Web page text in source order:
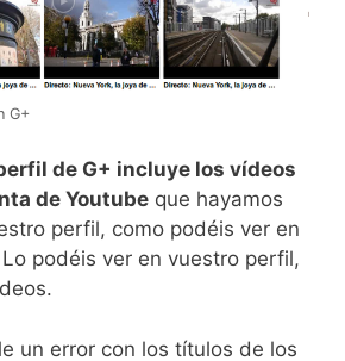
G+
de G+ incluye los vídeos
de Youtube que hayamos
perfil, como podéis ver en
podéis ver en vuestro perfil,
un error con los títulos de los